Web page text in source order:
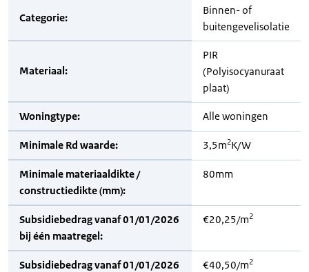
Categorie:
Binnen- of
buitengevelisolatie
Materiaal:
PIR
(Polyisocyanuraat
plaat)
Woningtype: Alle woningen
Minimale Rd waarde: 3,5m2K/W
Minimale materiaaldikte /
constructiedikte (mm):
80mm
Subsidiebedrag vanaf 01/01/2026
bij één maatregel:
€20,25/m2
Subsidiebedrag vanaf 01/01/2026
€40,50/m2